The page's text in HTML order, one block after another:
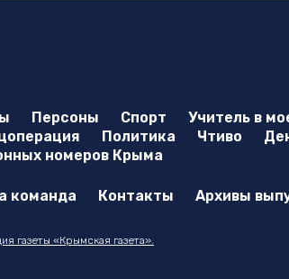
Персоны Спорт Учитель в
Политика Чтиво
номеров Крыма
команда Контакты Архивы
газеты «Крымская газета».